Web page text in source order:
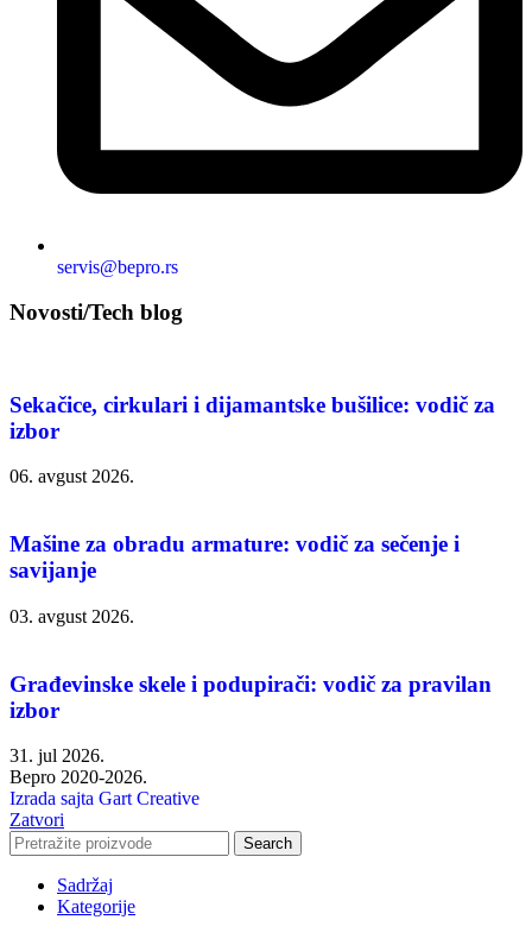
servis@bepro.rs
Novosti/Tech blog
Sekačice, cirkulari i dijamantske bušilice: vodič za
izbor
06. avgust 2026.
Mašine za obradu armature: vodič za sečenje i
savijanje
03. avgust 2026.
Građevinske skele i podupirači: vodič za pravilan
izbor
31. jul 2026.
Bepro 2020-2026.
Izrada sajta Gart Creative
Zatvori
Search
Sadržaj
Kategorije